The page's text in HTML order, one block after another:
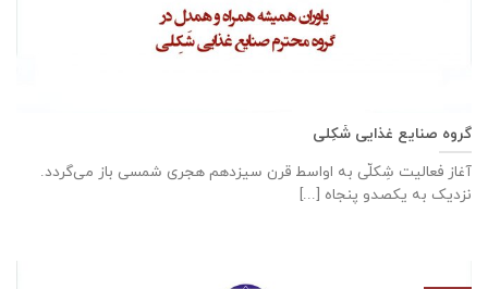
گروه صنایع غذایی شَکِلی
آغاز فعالیت شِکلّی به اواسط قرن سیزدهم هجری شمسی باز می‌گردد.
نزدیک به یکصدو پنجاه [...]